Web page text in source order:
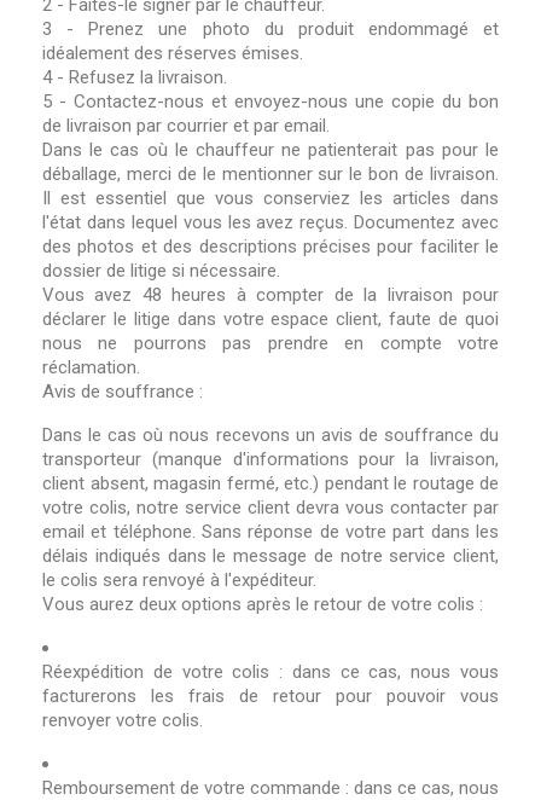
2 - Faites-le signer par le chauffeur.
3 - Prenez une photo du produit endommagé et
idéalement des réserves émises.
4 - Refusez la livraison.
5 - Contactez-nous et envoyez-nous une copie du bon
de livraison par courrier et par email.
Dans le cas où le chauffeur ne patienterait pas pour le
déballage, merci de le mentionner sur le bon de livraison.
Il est essentiel que vous conserviez les articles dans
l'état dans lequel vous les avez reçus. Documentez avec
des photos et des descriptions précises pour faciliter le
dossier de litige si nécessaire.
Vous avez 48 heures à compter de la livraison pour
déclarer le litige dans votre espace client, faute de quoi
nous ne pourrons pas prendre en compte votre
réclamation.
Avis de souffrance :
Dans le cas où nous recevons un avis de souffrance du
transporteur (manque d'informations pour la livraison,
client absent, magasin fermé, etc.) pendant le routage de
votre colis, notre service client devra vous contacter par
email et téléphone. Sans réponse de votre part dans les
délais indiqués dans le message de notre service client,
le colis sera renvoyé à l'expéditeur.
Vous aurez deux options après le retour de votre colis :
Réexpédition de votre colis : dans ce cas, nous vous
facturerons les frais de retour pour pouvoir vous
renvoyer votre colis.
Remboursement de votre commande : dans ce cas, nous